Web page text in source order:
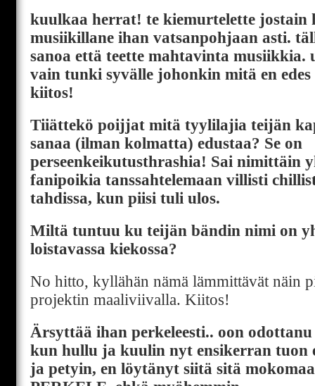
kuulkaa herrat! te kiemurtelette jostain
musiikillane ihan vatsanpohjaan asti.
sanoa että teette mahtavinta musiikkia.
vain tunki syvälle johonkin mitä en
kiitos!
Tiiättekö poijjat mitä tyylilajia teijän
sanaa (ilman kolmatta) edustaa? Se on
perseenkeikutusthrashia! Sai nimittäin
fanipoikia tanssahtelemaan villisti
tahdissa, kun piisi tuli ulos.
Miltä tuntuu ku teijän bändin nimi on
loistavassa kiekossa?
No hitto, kyllähän nämä lämmittävät näin
projektin maaliviivalla. Kiitos!
Ärsyttää ihan perkeleesti.. oon
kun hullu ja kuulin nyt ensikerran tuon
ja petyin, en löytänyt siitä sitä